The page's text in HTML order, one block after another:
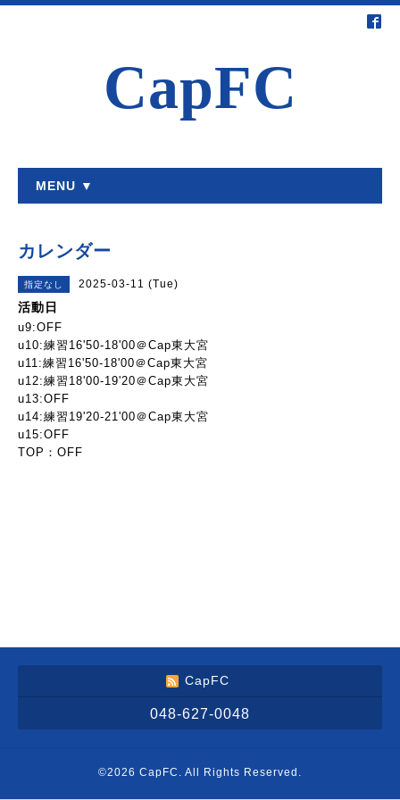
CapFC
MENU ▼
カレンダー
指定なし 2025-03-11 (Tue)
活動日
u9:OFF
u10:練習16'50-18'00＠Cap東大宮
u11:練習16'50-18'00＠Cap東大宮
u12:練習18'00-19'20＠Cap東大宮
u13:OFF
u14:練習19'20-21'00＠Cap東大宮
u15:OFF
TOP：OFF
CapFC
048-627-0048
©2026 CapFC . All Rights Reserved.